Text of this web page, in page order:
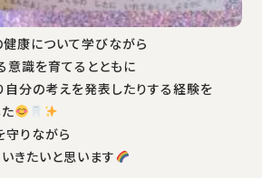
康について学びながら
意識を育てるとともに
自分の考えを発表したりする経験を
守りながら
きたいと思います